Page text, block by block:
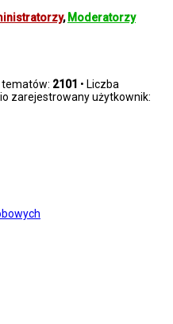
, Moderatorzy
tematów: 2101 • Liczba
zarejestrowany użytkownik: